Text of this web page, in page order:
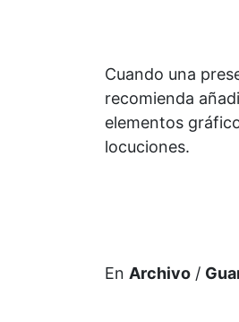
Cuando una
recomienda
elementos
locuciones.
En Archivo /